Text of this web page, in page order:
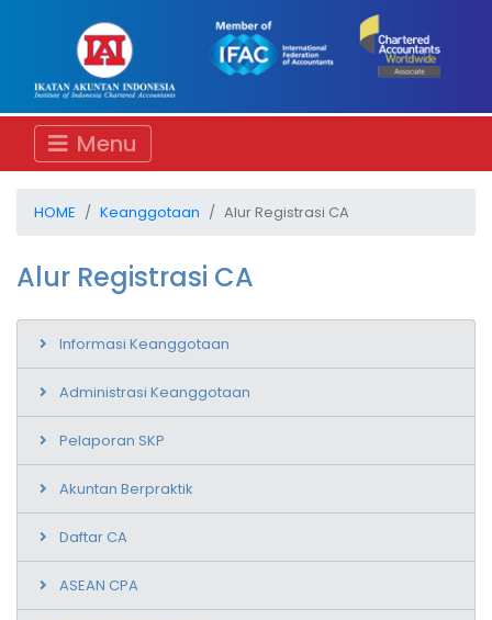
Menu
HOME Keanggotaan Alur Registrasi CA
Alur Registrasi CA
Informasi Keanggotaan
Administrasi Keanggotaan
Pelaporan SKP
Akuntan Berpraktik
Daftar CA
ASEAN CPA